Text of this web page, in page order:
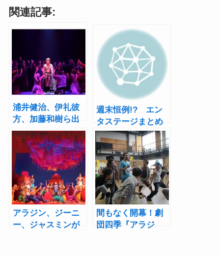
関連記事:
浦井健治、伊礼彼
方、加藤和樹ら出
演！ミュージカル
『キングアーサ
ー』ついに開幕
週末恒例!? エン
タステージまとめ
ニュース『アラジ
ン』
アラジン、ジーニ
ー、ジャスミンが
間もなく開幕！劇
団四季『アラジ